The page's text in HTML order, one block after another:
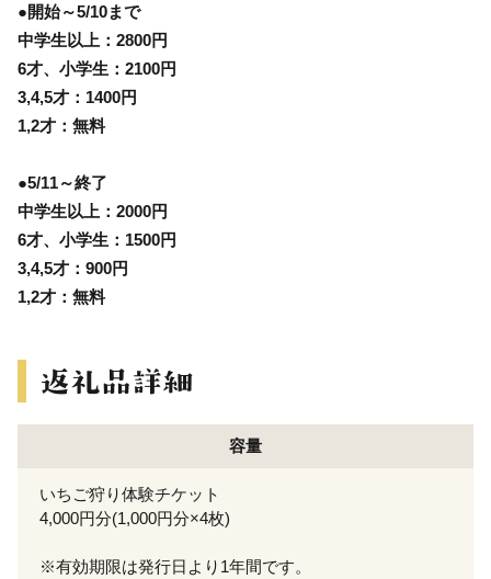
●開始～5/10まで
中学生以上：2800円
6才、小学生：2100円
3,4,5才：1400円
1,2才：無料
●5/11～終了
中学生以上：2000円
6才、小学生：1500円
3,4,5才：900円
1,2才：無料
容量
いちご狩り体験チケット
4,000円分(1,000円分×4枚)
※有効期限は発行日より1年間です。